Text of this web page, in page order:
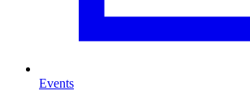
Events